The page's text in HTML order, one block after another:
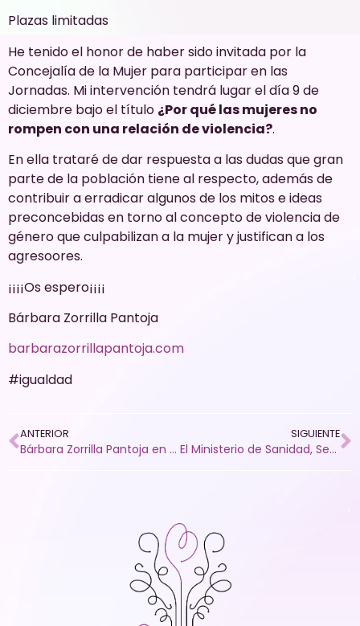
Plazas limitadas
He tenido el honor de haber sido invitada por la
Concejalía de la Mujer para participar en las
Jornadas. Mi intervención tendrá lugar el día 9 de
diciembre bajo el título ¿Por qué las mujeres no
rompen con una relación de violencia?.
En ella trataré de dar respuesta a las dudas que gran
parte de la población tiene al respecto, además de
contribuir a erradicar algunos de los mitos e ideas
preconcebidas en torno al concepto de violencia de
género que culpabilizan a la mujer y justifican a los
agresoores.
¡¡¡¡Os espero¡¡¡¡
Bárbara Zorrilla Pantoja
barbarazorrillapantoja.com
#igualdad
ANTERIOR
Bárbara Zorrilla Pantoja en el programa «Un tiempo nuevo». Análisis de experimento social
SIGUIENTE
El Ministerio de Sanidad, Servicios Sociales e Igualdad actualiza su web sobre violencia de género